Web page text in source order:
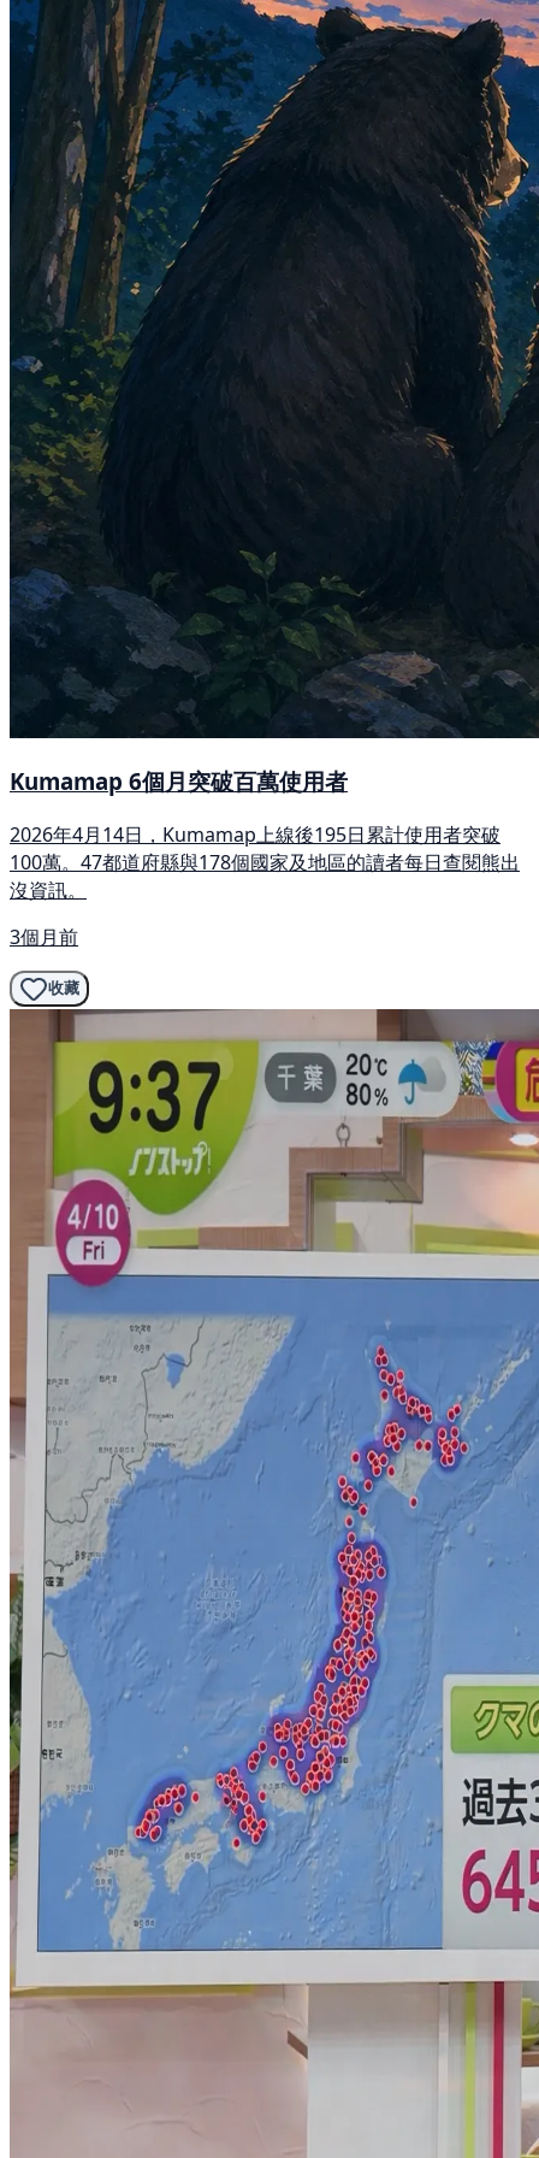
Kumamap 6個月突破百萬使用者
2026年4月14日，Kumamap上線後195日累計使用者突破
100萬。47都道府縣與178個國家及地區的讀者每日查閱熊出
沒資訊。
3個月前
收藏